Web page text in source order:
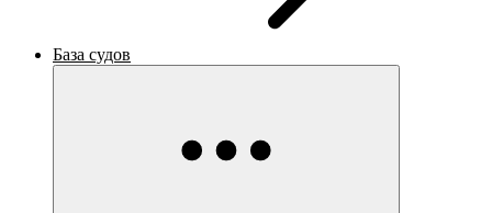
База судов